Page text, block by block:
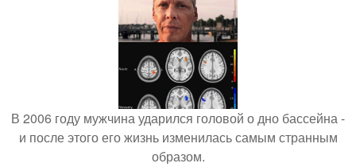
В 2006 году мужчина ударился головой о дно бассейна -
и после этого его жизнь изменилась самым странным
образом.